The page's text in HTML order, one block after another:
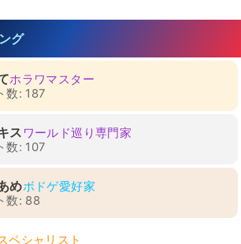
グ
ホラワマスター
数: 187
ス ワールド巡り専門家
数: 107
めボドゲ愛好家
数: 88
ペシャリスト